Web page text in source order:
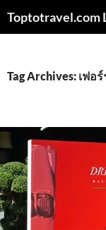
Toptotravel.com
Tag Archives: เฟอ